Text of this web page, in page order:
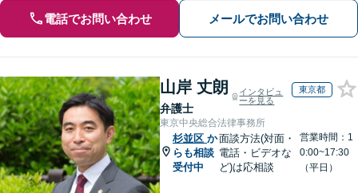
電話でお問い合わせ メールでお問い合わせ
山岸 丈朗
弁護士
インタビュ
ーを見る
東京都
東京中央総合法律事務所
杉並区 か
らも相談
受付中
面談方法(対面・
電話・ビデオな
ど)は応相談
営業時間：1
0:00~17:30
（平日）